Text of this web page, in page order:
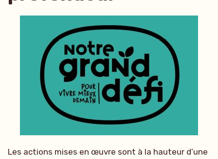
Les actions mises en œuvre sont à la hauteur d’une